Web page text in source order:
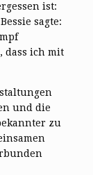
ist:
sagte:
dass ich mit
und die
zu